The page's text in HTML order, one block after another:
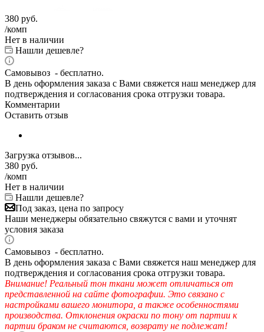
380 руб.
/комп
Нет в наличии
Нашли дешевле?
Самовывоз - бесплатно.
В день оформления заказа с Вами свяжется наш менеджер для
подтверждения и согласования срока отгрузки товара.
Комментарии
Оставить отзыв
Загрузка отзывов...
380 руб.
/комп
Нет в наличии
Нашли дешевле?
Под заказ, цена по запросу
Наши менеджеры обязательно свяжутся с вами и уточнят
условия заказа
Самовывоз - бесплатно.
В день оформления заказа с Вами свяжется наш менеджер для
подтверждения и согласования срока отгрузки товара.
Внимание! Реальный тон ткани может отличаться от
представленной на сайте фотографии. Это связано с
настройками вашего монитора, а также особенностями
производства. Отклонения окраски по тону от партии к
партии браком не считаются, возврату не подлежат!